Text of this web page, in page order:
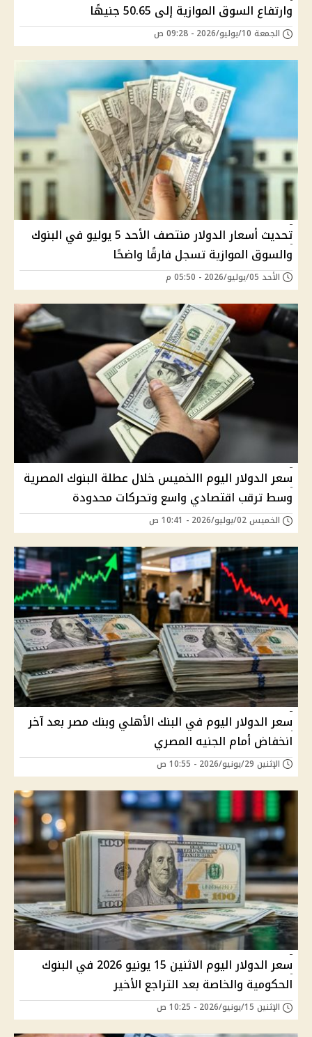
وارتفاع السوق الموازية إلى 50.65 جنيهًا
الجمعة 10/يوليو/2026 - 09:28 ص
تحديث أسعار الدولار منتصف الأحد 5 يوليو في البنوك
والسوق الموازية تسجل فارقًا واضحًا
الأحد 05/يوليو/2026 - 05:50 م
سعر الدولار اليوم االخميس خلال عطلة البنوك المصرية
وسط ترقب اقتصادي واسع وتحركات محدودة
الخميس 02/يوليو/2026 - 10:41 ص
سعر الدولار اليوم في البنك الأهلي وبنك مصر بعد آخر
انخفاض أمام الجنيه المصري
الإثنين 29/يونيو/2026 - 10:55 ص
سعر الدولار اليوم الاثنين 15 يونيو 2026 في البنوك
الحكومية والخاصة بعد التراجع الأخير
الإثنين 15/يونيو/2026 - 10:25 ص